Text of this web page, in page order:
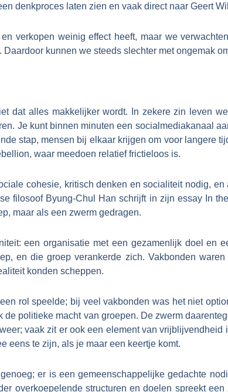
denkproces laten zien en vaak direct naar Geert
verkopen weinig effect heeft, maar we
kunnen we steeds slechter met ongemak
dat alles makkelijker wordt. In zekere zin leven
Je kunt binnen minuten een socialmediakanaal
stap, mensen bij elkaar krijgen om voor langere
waar meedoen relatief frictieloos is.
cohesie, kritisch denken en socialiteit nodig,
filosoof Byung-Chul Han schrijft in zijn essay In
maar als een zwerm gedragen.
een organisatie met een gezamenlijk doel en
en die groep verankerde zich. Vakbonden
konden scheppen.
rol speelde; bij veel vakbonden was het niet
politieke macht van groepen. De zwerm
vaak zit er ook een element van
eens te zijn, als je maar een keertje komt.
er is een gemeenschappelijke gedachte
overkoepelende structuren en doelen spreekt